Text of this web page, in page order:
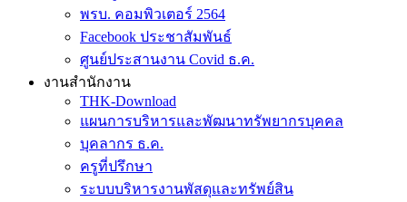
พรบ. คอมพิวเตอร์ 2564
Facebook ประชาสัมพันธ์
ศูนย์ประสานงาน Covid ธ.ค.
งานสำนักงาน
THK-Download
แผนการบริหารและพัฒนาทรัพยากรบุคคล
บุคลากร ธ.ค.
ครูที่ปรึกษา
ระบบบริหารงานพัสดุและทรัพย์สิน